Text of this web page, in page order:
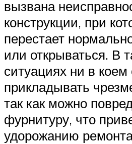
вызвана
конструкции, при
перестает
или открываться. В
ситуациях ни в коем
прикладывать
так как можно
фурнитуру, что
удорожанию